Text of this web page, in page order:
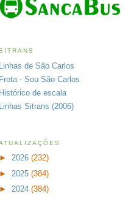
Linhas de São Carlos
Frota - Sou São Carlos
Histórico de escala
Linhas Sitrans (2006)
► 2026 (232)
► 2025 (384)
► 2024 (384)